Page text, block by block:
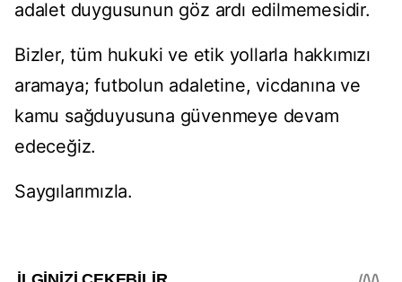
adalet duygusunun göz ardı edilmemesidir.
Bizler, tüm hukuki ve etik yollarla hakkımızı
aramaya; futbolun adaletine, vicdanına ve
kamu sağduyusuna güvenmeye devam
edeceğiz.
Saygılarımızla.